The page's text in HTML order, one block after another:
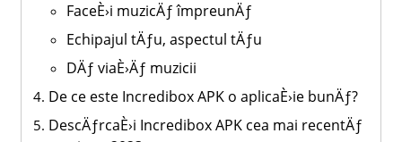
FaceÈ›i muzicÄƒ împreunÄƒ
Echipajul tÄƒu, aspectul tÄƒu
DÄƒ viaÈ›Äƒ muzicii
De ce este Incredibox APK o aplicaÈ›ie bunÄƒ?
DescÄƒrcaÈ›i Incredibox APK cea mai recentÄƒ